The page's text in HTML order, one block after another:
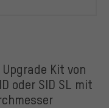
Upgrade Kit von
oder SID SL mit